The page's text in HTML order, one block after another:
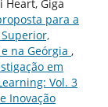
Heart, Giga
para a
na Geórgia ,
em
Vol. 3
Inovação